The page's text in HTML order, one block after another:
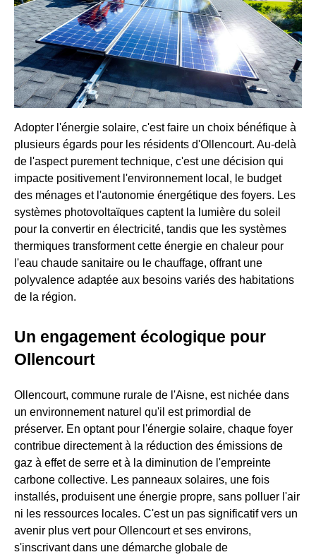
Adopter l'énergie solaire, c'est faire un choix bénéfique à
plusieurs égards pour les résidents d'Ollencourt. Au-delà
de l'aspect purement technique, c'est une décision qui
impacte positivement l'environnement local, le budget
des ménages et l'autonomie énergétique des foyers. Les
systèmes photovoltaïques captent la lumière du soleil
pour la convertir en électricité, tandis que les systèmes
thermiques transforment cette énergie en chaleur pour
l'eau chaude sanitaire ou le chauffage, offrant une
polyvalence adaptée aux besoins variés des habitations
de la région.
Un engagement écologique pour
Ollencourt
Ollencourt, commune rurale de l'Aisne, est nichée dans
un environnement naturel qu'il est primordial de
préserver. En optant pour l'énergie solaire, chaque foyer
contribue directement à la réduction des émissions de
gaz à effet de serre et à la diminution de l'empreinte
carbone collective. Les panneaux solaires, une fois
installés, produisent une énergie propre, sans polluer l'air
ni les ressources locales. C'est un pas significatif vers un
avenir plus vert pour Ollencourt et ses environs,
s'inscrivant dans une démarche globale de